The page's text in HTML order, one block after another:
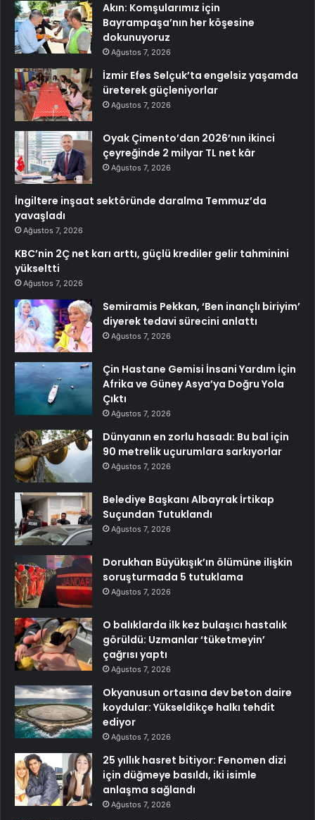
Akın: Komşularımız için
Bayrampaşa’nın her köşesine
dokunuyoruz
Ağustos 7, 2026
İzmir Efes Selçuk’ta engelsiz yaşamda
üreterek güçleniyorlar
Ağustos 7, 2026
Oyak Çimento’dan 2026’nın ikinci
çeyreğinde 2 milyar TL net kâr
Ağustos 7, 2026
İngiltere inşaat sektöründe daralma Temmuz’da
yavaşladı
Ağustos 7, 2026
KBC’nin 2Ç net karı arttı, güçlü krediler gelir tahminini
yükseltti
Ağustos 7, 2026
Semiramis Pekkan, ‘Ben inançlı biriyim’
diyerek tedavi sürecini anlattı
Ağustos 7, 2026
Çin Hastane Gemisi İnsani Yardım İçin
Afrika ve Güney Asya’ya Doğru Yola
Çıktı
Ağustos 7, 2026
Dünyanın en zorlu hasadı: Bu bal için
90 metrelik uçurumlara sarkıyorlar
Ağustos 7, 2026
Belediye Başkanı Albayrak İrtikap
Suçundan Tutuklandı
Ağustos 7, 2026
Dorukhan Büyükışık’ın ölümüne ilişkin
soruşturmada 5 tutuklama
Ağustos 7, 2026
O balıklarda ilk kez bulaşıcı hastalık
görüldü: Uzmanlar ‘tüketmeyin’
çağrısı yaptı
Ağustos 7, 2026
Okyanusun ortasına dev beton daire
koydular: Yükseldikçe halkı tehdit
ediyor
Ağustos 7, 2026
25 yıllık hasret bitiyor: Fenomen dizi
için düğmeye basıldı, iki isimle
anlaşma sağlandı
Ağustos 7, 2026